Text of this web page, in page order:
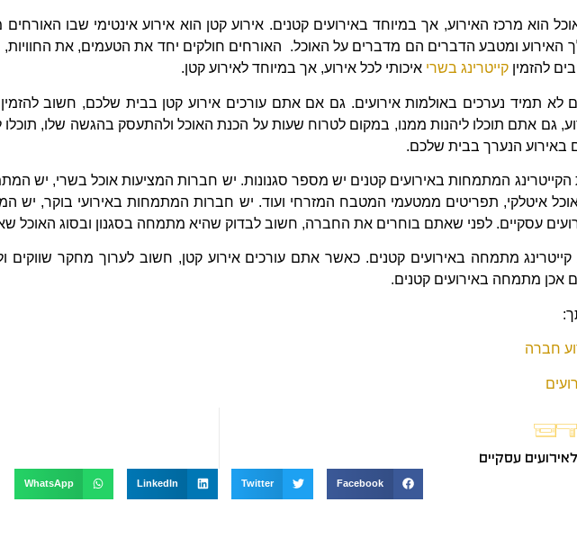
הוא מרכז האירוע, אך במיוחד באירועים קטנים. אירוע קטן הוא אירוע אינטימי שבו
האירוע ומטבע הדברים הם מדברים על האוכל. האורחים חולקים יחד את הטעמים, את
להזמין קייטרינג בשרי איכותי לכל אירוע, אך במיוחד לאירוע קטן.
לא תמיד נערכים באולמות אירועים. גם אם אתם עורכים אירוע קטן בבית שלכם, חשוב
גם אתם תוכלו ליהנות ממנו, במקום לטרוח שעות על הכנת האוכל ולהתעסק בהגשה שלו, תוכלו
באירוע הנערך בבית שלכם.
הקייטרינג המתמחות באירועים קטנים יש מספר סגנונות. יש חברות המציעות אוכל בשרי, יש
איטלקי, תפריטים ממטעמי המטבח המזרחי ועוד. יש חברות המתמחות באירועי בוקר, יש
עסקיים. לפני שאתם בוחרים את החברה, חשוב לבדוק שהיא מתמחה בסגנון ובסוג האוכל
מתמחה באירועים קטנים. כאשר אתם עורכים אירוע קטן, חשוב לערוך מחקר שווקים
אכן מתמחה באירועים קטנים.
חברה
לאירועים עסקיים
Facebook
Twitter
LinkedIn
WhatsApp